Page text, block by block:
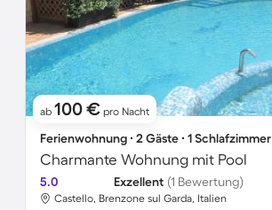
ab 100 € pro Nacht
Ferienwohnung ∙ 2 Gäste ∙ 1 Schlafzimmer
Charmante Wohnung mit Pool
5.0 Exzellent (1 Bewertung)
Castello, Brenzone sul Garda, Italien